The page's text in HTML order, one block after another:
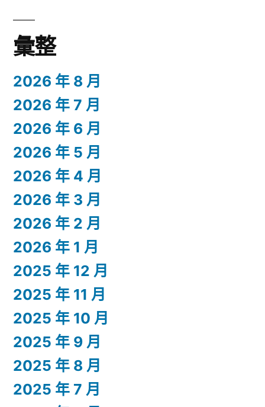
彙整
2026 年 8 月
2026 年 7 月
2026 年 6 月
2026 年 5 月
2026 年 4 月
2026 年 3 月
2026 年 2 月
2026 年 1 月
2025 年 12 月
2025 年 11 月
2025 年 10 月
2025 年 9 月
2025 年 8 月
2025 年 7 月